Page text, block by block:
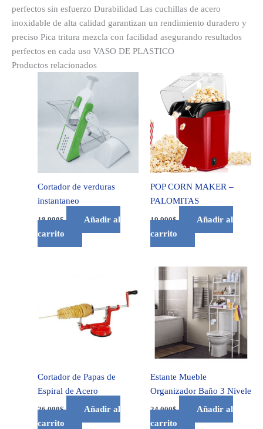
perfectos sin esfuerzo Durabilidad Las cuchillas de acero
inoxidable de alta calidad garantizan un rendimiento duradero y
preciso Pica tritura mezcla con facilidad asegurando resultados
perfectos en cada uso VASO DE PLASTICO
Productos relacionados
Cortador de verduras
instantaneo
18.990$
Añadir al
carrito
POP CORN MAKER –
PALOMITAS
19.990$
Añadir al
carrito
Cortador de Papas de
Espiral de Acero
26.000$
Añadir al
carrito
Estante Mueble
Organizador Baño 3 Nivele
24.000$
Añadir al
carrito